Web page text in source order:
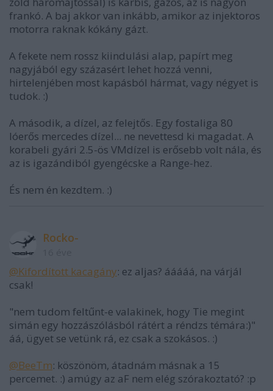
frankó. A baj akkor van inkább, amikor az injektoros
motorra raknak kókány gázt.
A fekete nem rossz kiindulási alap, papírt meg
nagyjából egy százasért lehet hozzá venni,
hirtelenjében most kapásból hármat, vagy négyet is
tudok. :)
A második, a dízel, az felejtős. Egy fostaliga 80
lóerős mercedes dízel... ne nevettesd ki magadat. A
korabeli gyári 2.5-ös VMdízel is erősebb volt nála, és
az is igazándiból gyengécske a Range-hez.
És nem én kezdtem. :)
Rocko-
@Kifordított kacagány: ez aljas? ááááá, na várjál
csak!
"nem tudom feltűnt-e valakinek, hogy Tie megint
simán egy hozzászólásból rátért a réndzs témára:)"
áá, ügyet se vetünk rá, ez csak a szokásos. :)
@BeeTm: köszönöm, átadnám másnak a 15
percemet. :) amúgy az aF nem elég szórakoztató? :p